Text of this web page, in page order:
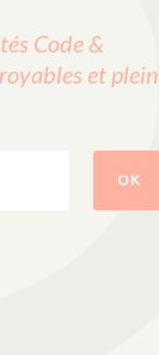
Code &
et plein
OK